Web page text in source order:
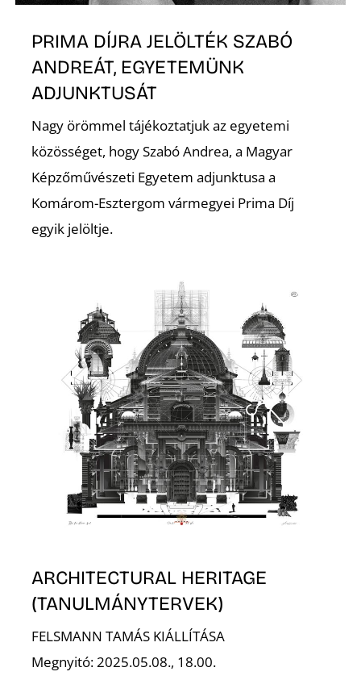
PRIMA DÍJRA JELÖLTÉK SZABÓ
ANDREÁT, EGYETEMÜNK
ADJUNKTUSÁT
Nagy örömmel tájékoztatjuk az egyetemi
közösséget, hogy Szabó Andrea, a Magyar
Képzőművészeti Egyetem adjunktusa a
Komárom-Esztergom vármegyei Prima Díj
egyik jelöltje.
ARCHITECTURAL HERITAGE
(TANULMÁNYTERVEK)
FELSMANN TAMÁS KIÁLLÍTÁSA
Megnyitó: 2025.05.08., 18.00.